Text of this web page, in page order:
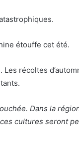
étouffe cet été.
récoltes
Dans la
cultures seront